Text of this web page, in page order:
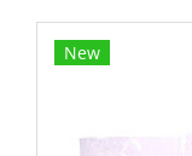
New